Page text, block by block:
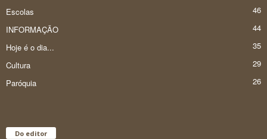
Escolas
46
INFORMAÇÃO
44
Hoje é o dia...
35
Cultura
29
Paróquia
26
Do editor